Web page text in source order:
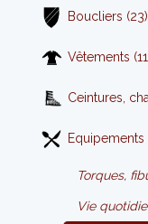
Boucliers (23)
Vêtements
Ceintures,
Equipements
Torques,
Vie